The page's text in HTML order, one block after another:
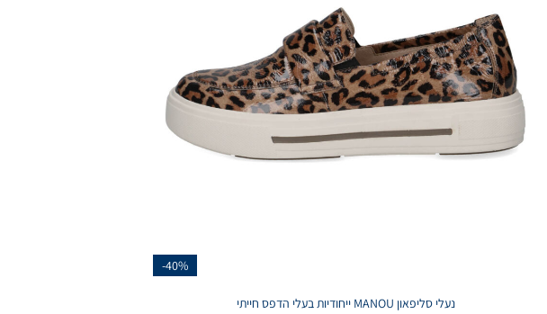
-40%
נעלי סליפאון MANOU ייחודיות בעלי הדפס חייתי